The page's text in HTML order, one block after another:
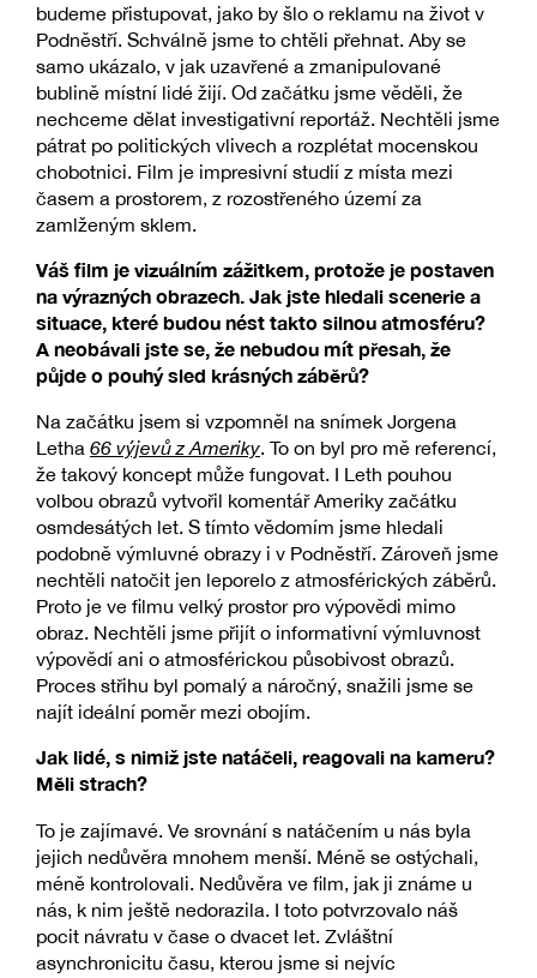
budeme přistupovat, jako by šlo o reklamu na život v
Podněstří. Schválně jsme to chtěli přehnat. Aby se
samo ukázalo, v jak uzavřené a zmanipulované
bublině místní lidé žijí. Od začátku jsme věděli, že
nechceme dělat investigativní reportáž. Nechtěli jsme
pátrat po politických vlivech a rozplétat mocenskou
chobotnici. Film je impresivní studií z místa mezi
časem a prostorem, z rozostřeného území za
zamlženým sklem.
Váš film je vizuálním zážitkem, protože je postaven
na výrazných obrazech. Jak jste hledali scenerie a
situace, které budou nést takto silnou atmosféru?
A neobávali jste se, že nebudou mít přesah, že
půjde o pouhý sled krásných záběrů?
Na začátku jsem si vzpomněl na snímek Jorgena
Letha 66 výjevů z Ameriky. To on byl pro mě referencí,
že takový koncept může fungovat. I Leth pouhou
volbou obrazů vytvořil komentář Ameriky začátku
osmdesátých let. S tímto vědomím jsme hledali
podobně výmluvné obrazy i v Podněstří. Zároveň jsme
nechtěli natočit jen leporelo z atmosférických záběrů.
Proto je ve filmu velký prostor pro výpovědi mimo
obraz. Nechtěli jsme přijít o informativní výmluvnost
výpovědí ani o atmosférickou působivost obrazů.
Proces střihu byl pomalý a náročný, snažili jsme se
najít ideální poměr mezi obojím.
Jak lidé, s nimiž jste natáčeli, reagovali na kameru?
Měli strach?
To je zajímavé. Ve srovnání s natáčením u nás byla
jejich nedůvěra mnohem menší. Méně se ostýchali,
méně kontrolovali. Nedůvěra ve film, jak ji známe u
nás, k nim ještě nedorazila. I toto potvrzovalo náš
pocit návratu v čase o dvacet let. Zvláštní
asynchronicitu času, kterou jsme si nejvíc